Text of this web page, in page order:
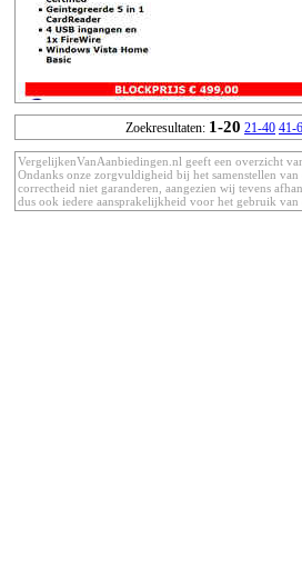
Zoekresultaten: 1-20 21-40 41-
VergelijkenVanAanbiedingen.nl geeft een overzicht
Ondanks onze zorgvuldigheid bij het samenstellen
correctheid niet garanderen, aangezien wij tevens
dus ook iedere aansprakelijkheid voor het gebruik van